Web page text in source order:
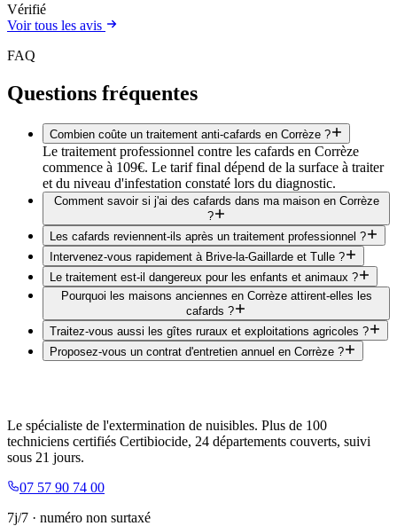
Vérifié
Voir tous les avis
FAQ
Questions fréquentes
Combien coûte un traitement anti-cafards en Corrèze ?
Le traitement professionnel contre les cafards en Corrèze
commence à 109€. Le tarif final dépend de la surface à traiter
et du niveau d'infestation constaté lors du diagnostic.
Comment savoir si j'ai des cafards dans ma maison en Corrèze
?
Les cafards reviennent-ils après un traitement professionnel ?
Intervenez-vous rapidement à Brive-la-Gaillarde et Tulle ?
Le traitement est-il dangereux pour les enfants et animaux ?
Pourquoi les maisons anciennes en Corrèze attirent-elles les
cafards ?
Traitez-vous aussi les gîtes ruraux et exploitations agricoles ?
Proposez-vous un contrat d'entretien annuel en Corrèze ?
Le spécialiste de l'extermination de nuisibles. Plus de 100
techniciens certifiés Certibiocide, 24 départements couverts, suivi
sous 21 jours.
07 57 90 74 00
7j/7 · numéro non surtaxé